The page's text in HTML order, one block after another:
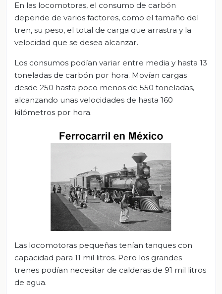
En las locomotoras, el consumo de carbón
depende de varios factores, como el tamaño del
tren, su peso, el total de carga que arrastra y la
velocidad que se desea alcanzar.
Los consumos podían variar entre media y hasta 13
toneladas de carbón por hora. Movían cargas
desde 250 hasta poco menos de 550 toneladas,
alcanzando unas velocidades de hasta 160
kilómetros por hora.
Las locomotoras pequeñas tenían tanques con
capacidad para 11 mil litros. Pero los grandes
trenes podían necesitar de calderas de 91 mil litros
de agua.